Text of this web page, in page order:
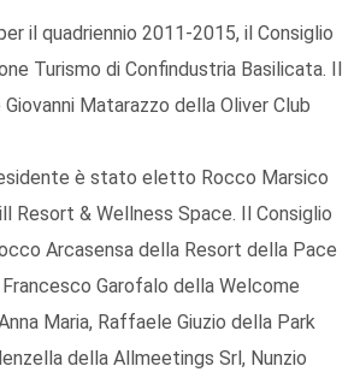
il quadriennio 2011-2015, il Consiglio
Turismo di Confindustria Basilicata. Il
Matarazzo della Oliver Club
è stato eletto Rocco Marsico
Resort & Wellness Space. Il Consiglio
Arcasensa della Resort della Pace
Garofalo della Welcome
Maria, Raffaele Giuzio della Park
della Allmeetings Srl, Nunzio